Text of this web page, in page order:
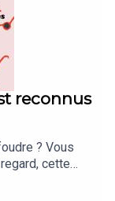
reconnus
? Vous
cette
connus
mieux que